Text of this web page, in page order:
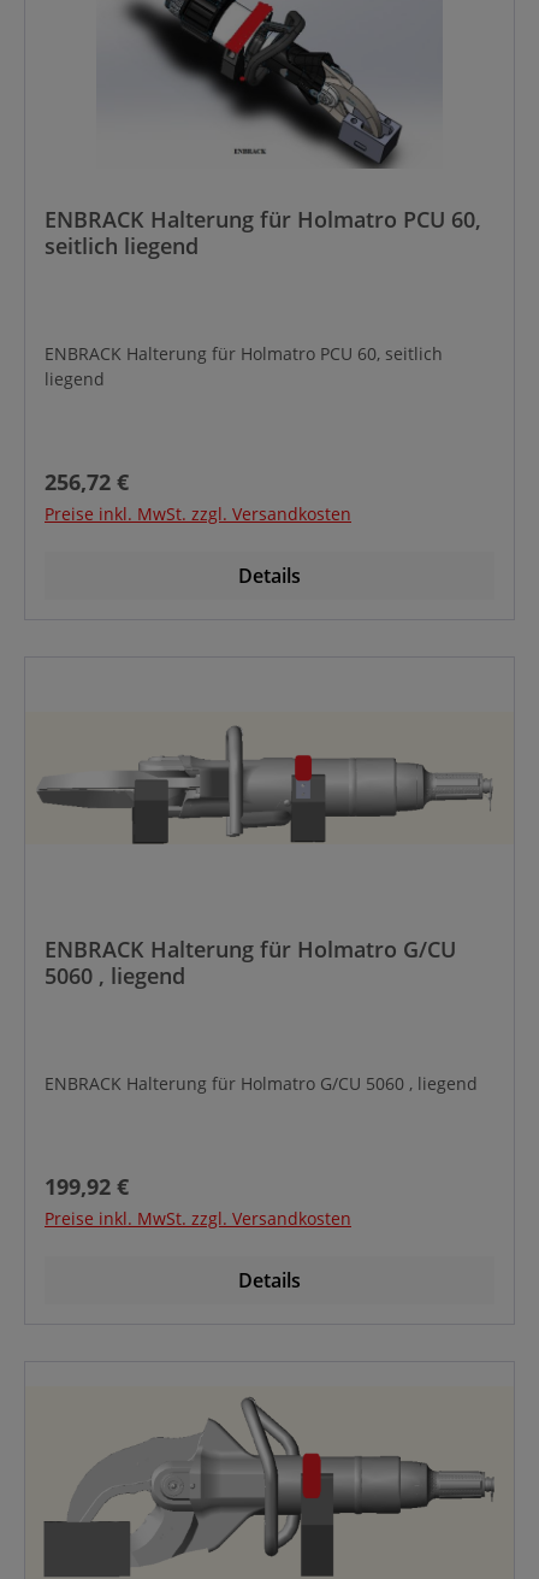
ENBRACK Halterung für Holmatro PCU 60,
seitlich liegend
ENBRACK Halterung für Holmatro PCU 60, seitlich
liegend
Regulärer Preis:
256,72 €
Preise inkl. MwSt. zzgl. Versandkosten
Details
ENBRACK Halterung für Holmatro G/CU
5060 , liegend
ENBRACK Halterung für Holmatro G/CU 5060 , liegend
Regulärer Preis:
199,92 €
Preise inkl. MwSt. zzgl. Versandkosten
Details